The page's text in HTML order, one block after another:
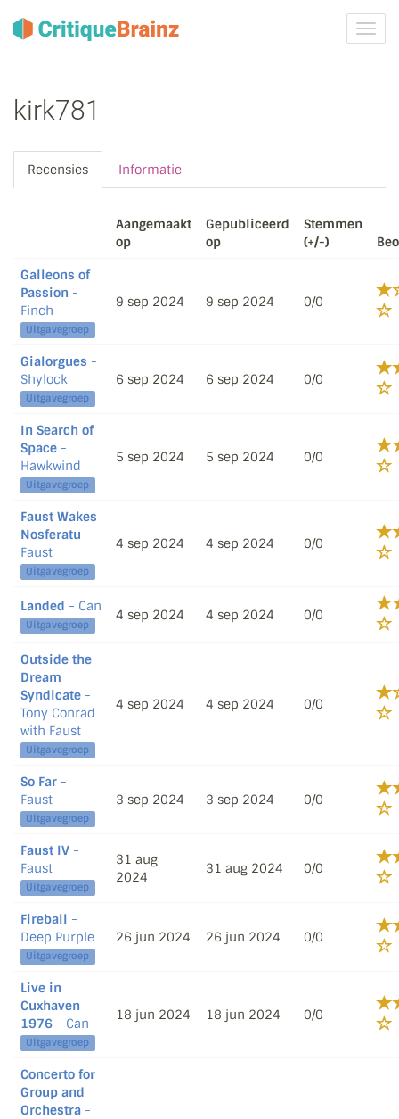
kirk781
Recensies Informatie
Aangemaakt
op
Gepubliceerd
op
Stemmen
(+/-)
Galleons of
Passion -
Finch
Uitgavegroep
9 sep 2024 9 sep 2024 0/0
Gialorgues -
Shylock
Uitgavegroep
6 sep 2024 6 sep 2024 0/0
In Search of
Space -
Hawkwind
Uitgavegroep
5 sep 2024 5 sep 2024 0/0
Faust Wakes
Nosferatu -
Faust
Uitgavegroep
4 sep 2024 4 sep 2024 0/0
Landed - Can
Uitgavegroep
4 sep 2024 4 sep 2024 0/0
Outside the
Dream
Syndicate -
Tony Conrad
with Faust
Uitgavegroep
4 sep 2024 4 sep 2024 0/0
So Far -
Faust
Uitgavegroep
3 sep 2024 3 sep 2024 0/0
Faust IV -
Faust
Uitgavegroep
31 aug
2024
31 aug 2024 0/0
Fireball -
Deep Purple
Uitgavegroep
26 jun 2024 26 jun 2024 0/0
Live in
Cuxhaven
1976 - Can
Uitgavegroep
18 jun 2024 18 jun 2024 0/0
Concerto for
Group and
Orchestra -